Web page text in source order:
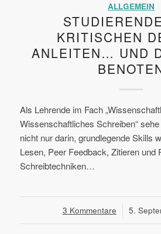
ALLGEMEIN
KRITISCHEN
ANLEITEN… UND
Als Lehrende im Fach
Wissenschaftliches Schreiben“
nicht nur darin, grundlegende Skills
Lesen, Peer Feedback, Zitieren und
Schreibtechniken…
3 Kommentare
/ 5.